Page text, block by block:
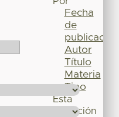
Fecha
de
publicación
Autor
Título
Materia
Tipo
Esta
colección